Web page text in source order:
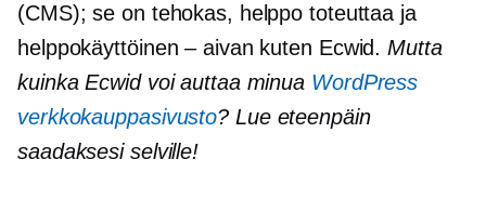
(CMS); se on tehokas, helppo toteuttaa ja
helppokäyttöinen – aivan kuten Ecwid.Mutta
kuinka Ecwid voi auttaa minua WordPress
verkkokauppasivusto? Lue eteenpäin
saadaksesi selville!